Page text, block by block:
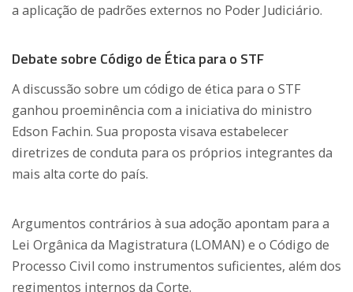
a aplicação de padrões externos no Poder Judiciário.
Debate sobre Código de Ética para o STF
A discussão sobre um código de ética para o STF
ganhou proeminência com a iniciativa do ministro
Edson Fachin. Sua proposta visava estabelecer
diretrizes de conduta para os próprios integrantes da
mais alta corte do país.
Argumentos contrários à sua adoção apontam para a
Lei Orgânica da Magistratura (LOMAN) e o Código de
Processo Civil como instrumentos suficientes, além dos
regimentos internos da Corte.